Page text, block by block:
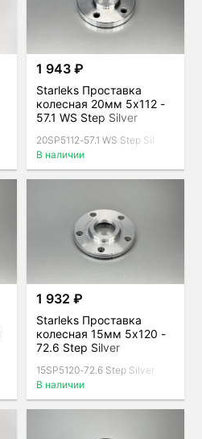
1 943 ₽
Starleks Проставка
колесная 20мм 5x112 -
57.1 WS Step Silver
20SP5112-57.1 WS Step Sil
В наличии
1 932 ₽
Starleks Проставка
колесная 15мм 5x120 -
72.6 Step Silver
15SP5120-72.6 Step Silver
В наличии